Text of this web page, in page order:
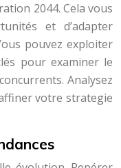
2044. Cela vous
et d’adapter
pouvez exploiter
pour examiner le
Analysez
votre strategie